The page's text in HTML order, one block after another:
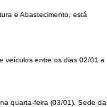
e Abastecimento, está
veículos entre os dias 02/01 a
quarta-feira (03/01). Sede da